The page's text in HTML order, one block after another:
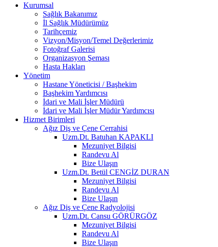
Kurumsal
Sağlık Bakanımız
İl Sağlık Müdürümüz
Tarihçemiz
Vizyon/Misyon/Temel Değerlerimiz
Fotoğraf Galerisi
Organizasyon Şeması
Hasta Hakları
Yönetim
Hastane Yöneticisi / Başhekim
Başhekim Yardımcısı
İdari ve Mali İşler Müdürü
İdari ve Mali İşler Müdür Yardımcısı
Hizmet Birimleri
Ağız Diş ve Çene Cerrahisi
Uzm.Dt. Batuhan KAPAKLI
Mezuniyet Bilgisi
Randevu Al
Bize Ulaşın
Uzm.Dt. Betül CENGİZ DURAN
Mezuniyet Bilgisi
Randevu Al
Bize Ulaşın
Ağız Diş ve Çene Radyolojisi
Uzm.Dt. Cansu GÖRÜRGÖZ
Mezuniyet Bilgisi
Randevu Al
Bize Ulaşın